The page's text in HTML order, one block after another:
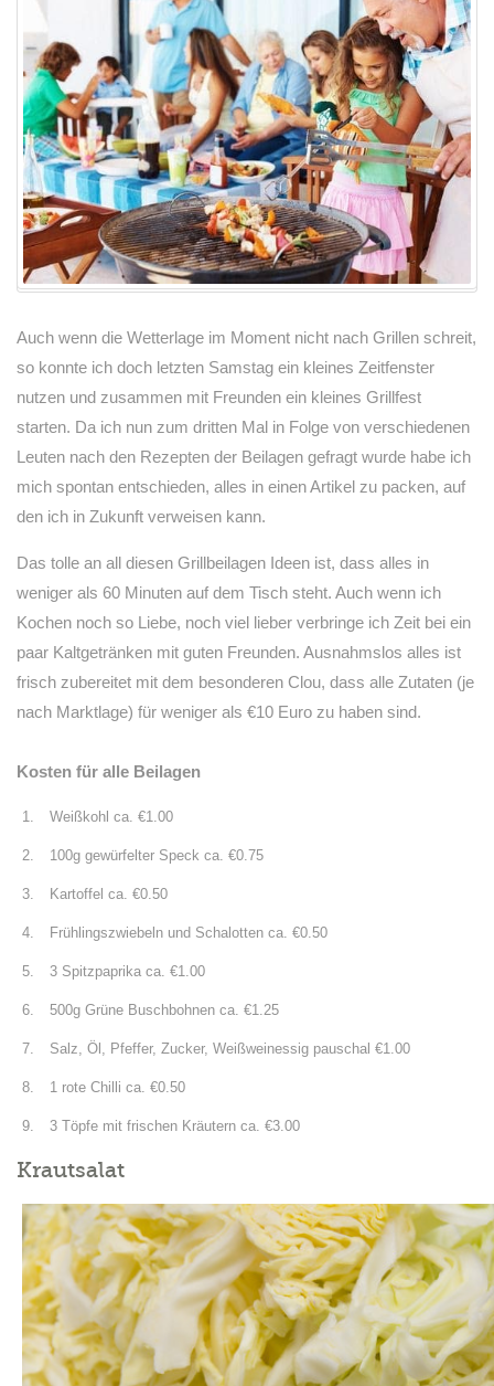
Auch wenn die Wetterlage im Moment nicht nach Grillen schreit,
so konnte ich doch letzten Samstag ein kleines Zeitfenster
nutzen und zusammen mit Freunden ein kleines Grillfest
starten. Da ich nun zum dritten Mal in Folge von verschiedenen
Leuten nach den Rezepten der Beilagen gefragt wurde habe ich
mich spontan entschieden, alles in einen Artikel zu packen, auf
den ich in Zukunft verweisen kann.
Das tolle an all diesen Grillbeilagen Ideen ist, dass alles in
weniger als 60 Minuten auf dem Tisch steht. Auch wenn ich
Kochen noch so Liebe, noch viel lieber verbringe ich Zeit bei ein
paar Kaltgetränken mit guten Freunden. Ausnahmslos alles ist
frisch zubereitet mit dem besonderen Clou, dass alle Zutaten (je
nach Marktlage) für weniger als €10 Euro zu haben sind.
Kosten für alle Beilagen
Weißkohl ca. €1.00
100g gewürfelter Speck ca. €0.75
Kartoffel ca. €0.50
Frühlingszwiebeln und Schalotten ca. €0.50
3 Spitzpaprika ca. €1.00
500g Grüne Buschbohnen ca. €1.25
Salz, Öl, Pfeffer, Zucker, Weißweinessig pauschal €1.00
1 rote Chilli ca. €0.50
3 Töpfe mit frischen Kräutern ca. €3.00
Krautsalat